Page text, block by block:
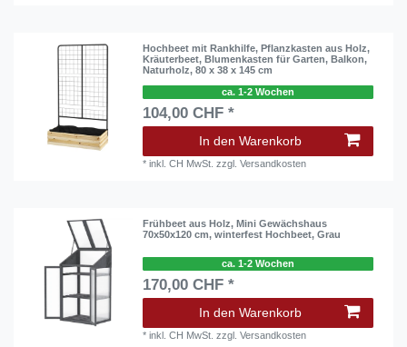
Hochbeet mit Rankhilfe, Pflanzkasten aus Holz,
Kräuterbeet, Blumenkasten für Garten, Balkon,
Naturholz, 80 x 38 x 145 cm
ca. 1-2 Wochen
104,00 CHF *
In den Warenkorb
*inkl. CH MwSt. zzgl.Versandkosten
Frühbeet aus Holz, Mini Gewächshaus
70x50x120 cm, winterfest Hochbeet, Grau
ca. 1-2 Wochen
170,00 CHF *
In den Warenkorb
*inkl. CH MwSt. zzgl.Versandkosten